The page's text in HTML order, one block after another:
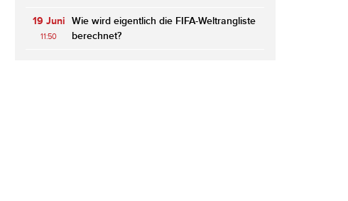
19 Juni
11:50
Wie wird eigentlich die FIFA-Weltrangliste
berechnet?